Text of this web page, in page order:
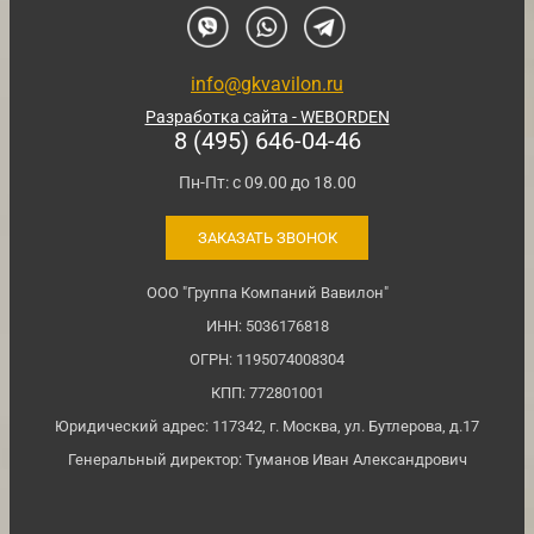
info@gkvavilon.ru
Разработка сайта - WEBORDEN
8 (495) 646-04-46
Пн-Пт: с 09.00 до 18.00
ЗАКАЗАТЬ ЗВОНОК
ООО "Группа Компаний Вавилон"
ИНН: 5036176818
ОГРН: 1195074008304
КПП: 772801001
Юридический адрес: 117342, г. Москва, ул. Бутлерова, д.17
Генеральный директор: Туманов Иван Александрович